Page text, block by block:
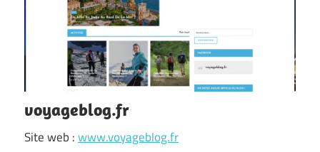
voyageblog.fr
Site web :www.voyageblog.fr